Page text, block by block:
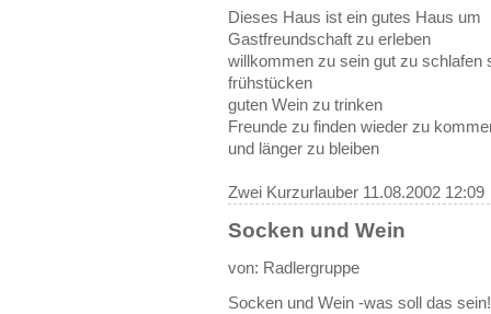
Dieses Haus ist ein gutes Haus um
Gastfreundschaft zu erleben
willkommen zu sein gut zu schlafen
frühstücken
guten Wein zu trinken
Freunde zu finden wieder zu
und länger zu bleiben
Zwei Kurzurlauber 11.08.2002 12:09
Socken und Wein
von: Radlergruppe
Socken und Wein -was soll das sein!